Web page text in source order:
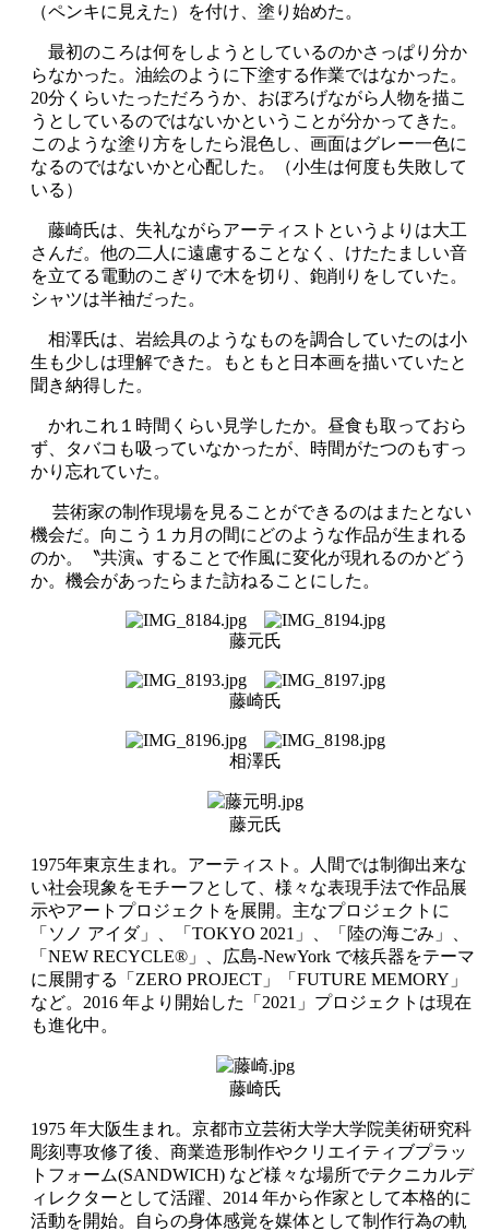
（ペンキに見えた）を付け、塗り始めた。
最初のころは何をしようとしているのかさっぱり分か
らなかった。油絵のように下塗する作業ではなかった。
20分くらいたっただろうか、おぼろげながら人物を描こ
うとしているのではないかということが分かってきた。
このような塗り方をしたら混色し、画面はグレー一色に
なるのではないかと心配した。（小生は何度も失敗して
いる）
藤崎氏は、失礼ながらアーティストというよりは大工
さんだ。他の二人に遠慮することなく、けたたましい音
を立てる電動のこぎりで木を切り、鉋削りをしていた。
シャツは半袖だった。
相澤氏は、岩絵具のようなものを調合していたのは小
生も少しは理解できた。もともと日本画を描いていたと
聞き納得した。
かれこれ１時間くらい見学したか。昼食も取っておら
ず、タバコも吸っていなかったが、時間がたつのもすっ
かり忘れていた。
芸術家の制作現場を見ることができるのはまたとない
機会だ。向こう１カ月の間にどのような作品が生まれる
のか。〝共演〟することで作風に変化が現れるのかどう
か。機会があったらまた訪ねることにした。
藤元氏
藤崎氏
相澤氏
藤元氏
1975年東京生まれ。アーティスト。人間では制御出来な
い社会現象をモチーフとして、様々な表現手法で作品展
示やアートプロジェクトを展開。主なプロジェクトに
「ソノ アイダ」、「TOKYO 2021」、「陸の海ごみ」、
「NEW RECYCLE®」、広島-NewYork で核兵器をテーマ
に展開する「ZERO PROJECT」「FUTURE MEMORY」
など。2016 年より開始した「2021」プロジェクトは現在
も進化中。
藤崎氏
1975 年大阪生まれ。京都市立芸術大学大学院美術研究科
彫刻専攻修了後、商業造形制作やクリエイティブプラッ
トフォーム(SANDWICH) など様々な場所でテクニカルデ
ィレクターとして活躍、2014 年から作家として本格的に
活動を開始。自らの身体感覚を媒体として制作行為の軌